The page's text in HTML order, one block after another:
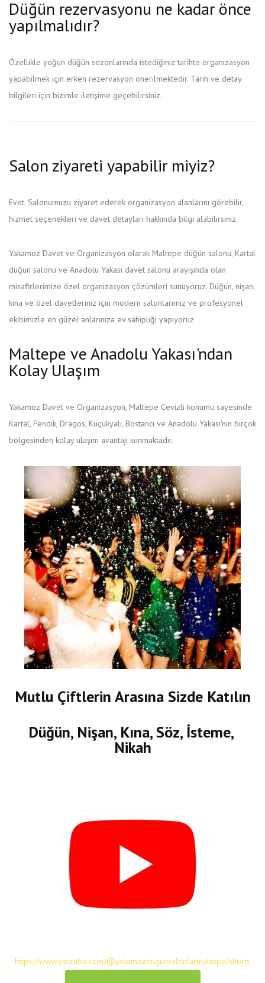
Düğün rezervasyonu ne kadar önce
yapılmalıdır?
Özellikle yoğun düğün sezonlarında istediğiniz tarihte organizasyon
yapabilmek için erken rezervasyon önerilmektedir. Tarih ve detay
bilgileri için bizimle iletişime geçebilirsiniz.
Salon ziyareti yapabilir miyiz?
Evet. Salonumuzu ziyaret ederek organizasyon alanlarını görebilir,
hizmet seçenekleri ve davet detayları hakkında bilgi alabilirsiniz.
Yakamoz Davet ve Organizasyon olarak Maltepe düğün salonu, Kartal
düğün salonu ve Anadolu Yakası davet salonu arayışında olan
misafirlerimize özel organizasyon çözümleri sunuyoruz. Düğün, nişan,
kına ve özel davetleriniz için modern salonlarımız ve profesyonel
ekibimizle en güzel anlarınıza ev sahipliği yapıyoruz.
Maltepe ve Anadolu Yakası'ndan
Kolay Ulaşım
Yakamoz Davet ve Organizasyon, Maltepe Cevizli konumu sayesinde
Kartal, Pendik, Dragos, Küçükyalı, Bostancı ve Anadolu Yakası'nın birçok
bölgesinden kolay ulaşım avantajı sunmaktadır.
Mutlu Çiftlerin Arasına Sizde Katılın
Düğün, Nişan, Kına, Söz, İsteme,
Nikah
https://www.youtube.com/@yakamozdugunsalonlarmaltepe/shorts